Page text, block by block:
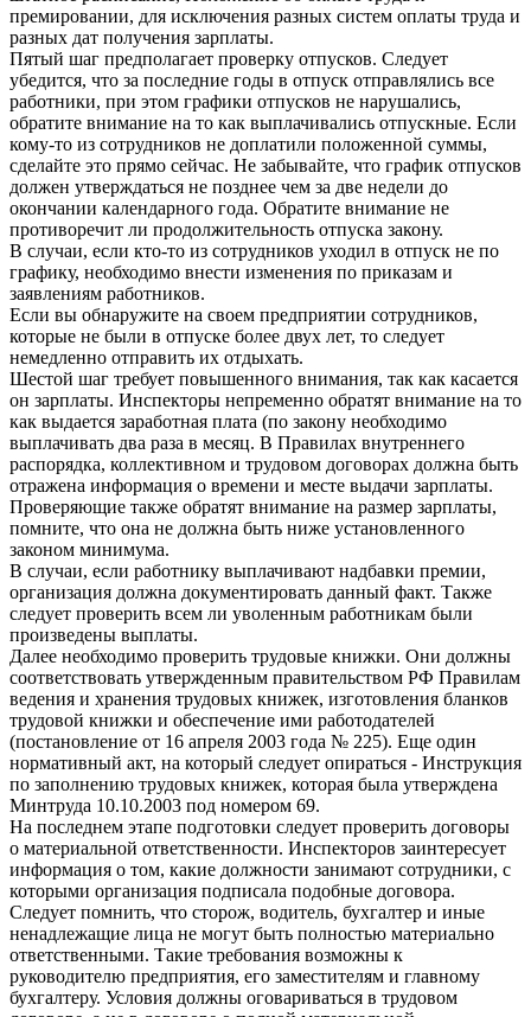
премировании, для исключения разных систем оплаты труда и
разных дат получения зарплаты.
Пятый шаг предполагает проверку отпусков. Следует
убедится, что за последние годы в отпуск отправлялись все
работники, при этом графики отпусков не нарушались,
обратите внимание на то как выплачивались отпускные. Если
кому-то из сотрудников не доплатили положенной суммы,
сделайте это прямо сейчас. Не забывайте, что график отпусков
должен утверждаться не позднее чем за две недели до
окончании календарного года. Обратите внимание не
противоречит ли продолжительность отпуска закону.
В случаи, если кто-то из сотрудников уходил в отпуск не по
графику, необходимо внести изменения по приказам и
заявлениям работников.
Если вы обнаружите на своем предприятии сотрудников,
которые не были в отпуске более двух лет, то следует
немедленно отправить их отдыхать.
Шестой шаг требует повышенного внимания, так как касается
он зарплаты. Инспекторы непременно обратят внимание на то
как выдается заработная плата (по закону необходимо
выплачивать два раза в месяц. В Правилах внутреннего
распорядка, коллективном и трудовом договорах должна быть
отражена информация о времени и месте выдачи зарплаты.
Проверяющие также обратят внимание на размер зарплаты,
помните, что она не должна быть ниже установленного
законом минимума.
В случаи, если работнику выплачивают надбавки премии,
организация должна документировать данный факт. Также
следует проверить всем ли уволенным работникам были
произведены выплаты.
Далее необходимо проверить трудовые книжки. Они должны
соответствовать утвержденным правительством РФ Правилам
ведения и хранения трудовых книжек, изготовления бланков
трудовой книжки и обеспечение ими работодателей
(постановление от 16 апреля 2003 года № 225). Еще один
нормативный акт, на который следует опираться - Инструкция
по заполнению трудовых книжек, которая была утверждена
Минтруда 10.10.2003 под номером 69.
На последнем этапе подготовки следует проверить договоры
о материальной ответственности. Инспекторов заинтересует
информация о том, какие должности занимают сотрудники, с
которыми организация подписала подобные договора.
Следует помнить, что сторож, водитель, бухгалтер и иные
ненадлежащие лица не могут быть полностью материально
ответственными. Такие требования возможны к
руководителю предприятия, его заместителям и главному
бухгалтеру. Условия должны оговариваться в трудовом